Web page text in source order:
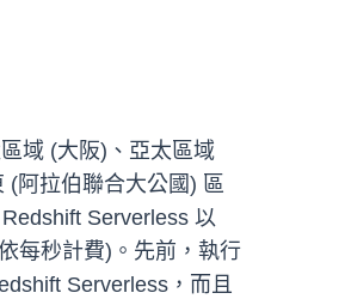
域 (大阪)、亞太區域
(阿拉伯聯合大公國) 區
Serverless 以
每秒計費)。先前，執行
Serverless，而且